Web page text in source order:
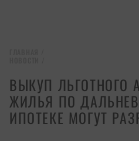
ВЫКУП ЛЬГОТНОГО
ЖИЛЬЯ ПО
ИПОТЕКЕ МОГУТ